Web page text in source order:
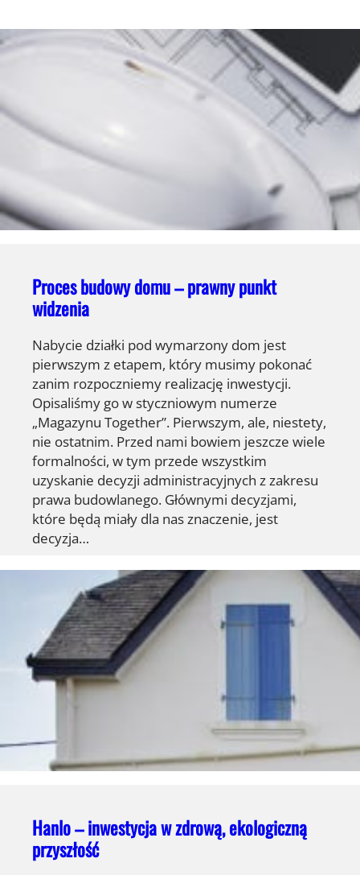
Proces budowy domu – prawny punkt
widzenia
Nabycie działki pod wymarzony dom jest
pierwszym z etapem, który musimy pokonać
zanim rozpoczniemy realizację inwestycji.
Opisaliśmy go w styczniowym numerze
„Magazynu Together”. Pierwszym, ale, niestety,
nie ostatnim. Przed nami bowiem jeszcze wiele
formalności, w tym przede wszystkim
uzyskanie decyzji administracyjnych z zakresu
prawa budowlanego. Głównymi decyzjami,
które będą miały dla nas znaczenie, jest
decyzja…
Hanlo – inwestycja w zdrową, ekologiczną
przyszłość